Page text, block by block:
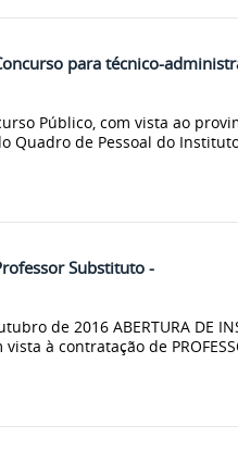
para técnico-
Público, com vista ao
Quadro de Pessoal do
Substituto -
de 2016 ABERTURA DE
vista à contratação de